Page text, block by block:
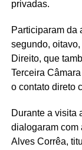
privadas.
Participaram da
segundo,
Direito, que
Terceira
o contato direto
Durante a visita
dialogaram com
Alves Corrêa,